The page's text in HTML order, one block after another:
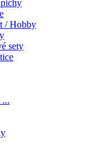
/ Hobby
sety
...